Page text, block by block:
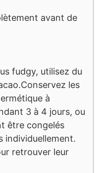
avant de
fudgy, utilisez du
Conservez les
à
3 à 4 jours, ou
être congelés
individuellement.
retrouver leur